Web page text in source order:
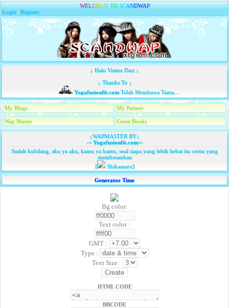
WELCOME TO SCANDWAP
Login |Register
↓ Halo Visitor Dari ↓
↓ Thanks To ↓
Yogafusionfit.comTelah Membawa Tamu...
My Blogs My Partner
Wap Master Guest Books
↓WAPMASTER BY↓
-=Yogafusionfit.com=-
Sudah kubilang, aku ya aku, kamu ya kamu, soal siapa yang lebih hebat itu cerita yang
membosankan
[
Shikamaru]
Generator Time
Bg color:
Text color :
GMT :
Type :
Text Size :
HTML CODE
BBCODE